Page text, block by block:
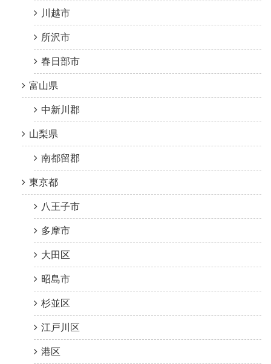
川越市
所沢市
春日部市
富山県
中新川郡
山梨県
南都留郡
東京都
八王子市
多摩市
大田区
昭島市
杉並区
江戸川区
港区